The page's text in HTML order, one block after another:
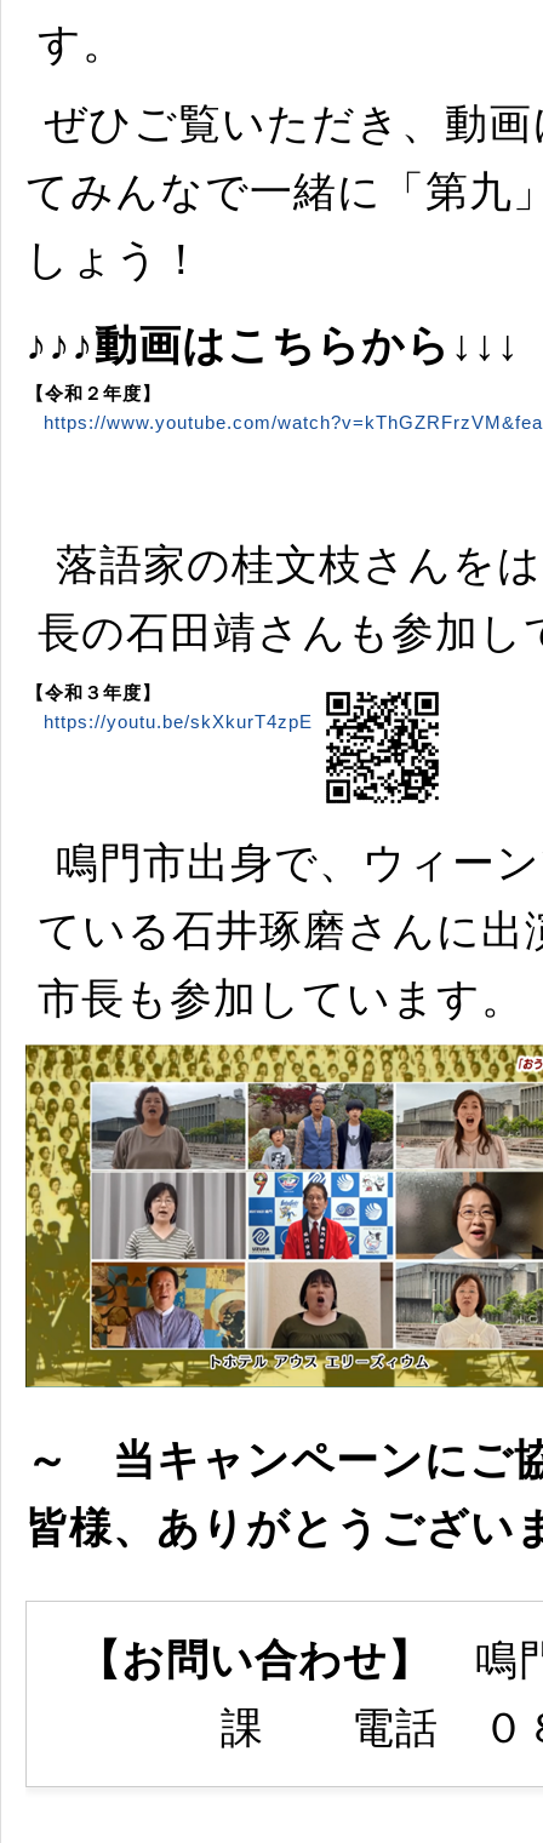
す。
ぜひご覧いただき、動
てみんなで一緒に「第九
しょう！
♪♪♪動画はこちらから↓↓↓
【令和２年度】
https://www.youtube.com/
落語家の桂文枝さんを
長の石田靖さんも参加し
【令和３年度】
https://youtu.be/skXkurT4zpE
鳴門市出身で、ウィー
ている石井琢磨さんに
市長も参加しています。
～ 当キャンペーンにご
皆様、ありがとうござ
【お問い合わせ】
鳴
課 電話 ０８